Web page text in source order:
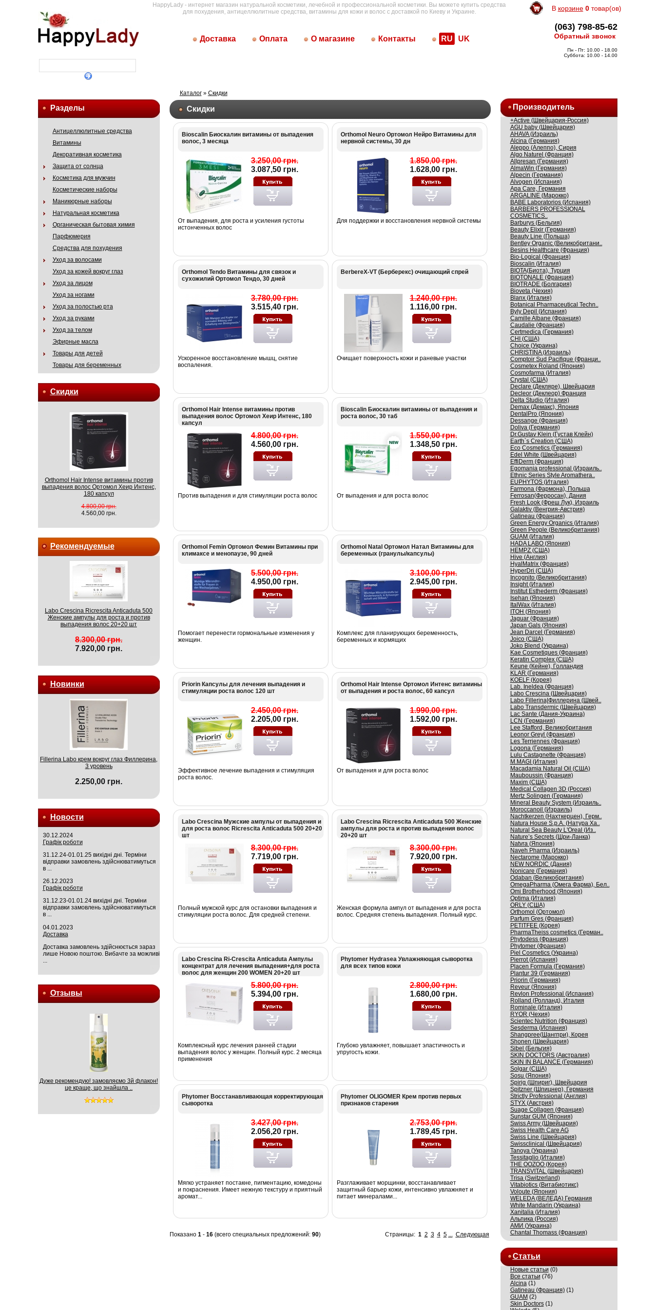
HappyLady - интернет магазин натуральной косметики, лечебной и профессиональной косметики. Вы можете купить средства
для похудения, антицеллюлитные средства, витамины для кожи и волос с доставкой по Киеву и Украине.
Доставка Оплата О магазине Контакты RU UK
В корзине 0товар(ов)
(063) 798-85-62
Обратный звонок
Пн - Пт: 10.00 - 18.00
Суббота: 10.00 - 14.00
Разделы
Антицеллюлитные средства
Витамины
Декоративная косметика
Защита от солнца
Косметика для мужчин
Косметические наборы
Маникюрные наборы
Натуральная косметика
Органическая бытовая химия
Парфюмерия
Средства для похудения
Уход за волосами
Уход за кожей вокруг глаз
Уход за лицом
Уход за ногами
Уход за полостью рта
Уход за руками
Уход за телом
Эфирные масла
Товары для детей
Товары для беременных
Скидки
Orthomol Hair Intense витамины против
выпадения волос Ортомол Хеир Интенс,
180 капсул
4.800,00 грн.
4.560,00 грн.
Рекомендуемые
Labo Crescina Ricrescita Anticaduta 500
Женские ампулы для роста и против
выпадения волос 20+20 шт
8.300,00 грн.
7.920,00 грн.
Новинки
Fillerina Labo крем вокруг глаз Филлерина,
3 уровень
2.250,00 грн.
Новости
30.12.2024
Графік роботи
31.12.24-01.01.25 вихідні дні. Терміни
відправки замовлень здійснюватимуться
в ...
26.12.2023
Графік роботи
31.12.23-01.01.24 вихідні дні. Терміни
відправки замовлень здійснюватимуться
в ...
04.01.2023
Доставка
Доставка замовлень здійснюється зараз
лише Новою поштою. Вибачте за можливі
Отзывы
Дуже рекомендую! замовляємо 3й флакон!
це краще, що знайшла ..
Каталог» Скидки
Скидки
Bioscalin Биоскалин витамины от выпадения
волос, 3 месяца
3.250,00 грн.
3.087,50 грн.
От выпадения, для роста и усиления густоты
истонченных волос
Orthomol Neuro Ортомол Нейро Витамины для
нервной системы, 30 дн
1.850,00 грн.
1.628,00 грн.
Для поддержки и восстановления нервной системы
Orthomol Tendo Витамины для связок и
сухожилий Ортомол Тендо, 30 дней
3.780,00 грн.
3.515,40 грн.
Ускоренное восстановление мышц, снятие
воспаления.
BerbereX-VT (Берберекс) очищающий спрей
1.240,00 грн.
1.116,00 грн.
Очищает поверхность кожи и раневые участки
Orthomol Hair Intense витамины против
выпадения волос Ортомол Хеир Интенс, 180
капсул
4.800,00 грн.
4.560,00 грн.
Против выпадения и для стимуляции роста волос
Bioscalin Биоскалин витамины от выпадения и
роста волос, 30 таб
1.550,00 грн.
1.348,50 грн.
От выпадения и для роста волос
Orthomol Femin Ортомол Фемин Витамины при
климаксе и менопаузе, 90 дней
5.500,00 грн.
4.950,00 грн.
Помогает перенести гормональные изменения у
женщин.
Orthomol Natal Ортомол Натал Витамины для
беременных (гранулы/капсулы)
3.100,00 грн.
2.945,00 грн.
Комплекс для планирующих беременность,
беременных и кормящих
Priorin Капсулы для лечения выпадения и
стимуляции роста волос 120 шт
2.450,00 грн.
2.205,00 грн.
Эффективное лечение выпадения и стимуляция
роста волос.
Orthomol Hair Intense Ортомол Интенс витамины
от выпадения и роста волос, 60 капсул
1.990,00 грн.
1.592,00 грн.
От выпадения и для роста волос
Labo Crescina Мужские ампулы от выпадения и
для роста волос Ricrescita Anticaduta 500 20+20
шт
8.300,00 грн.
7.719,00 грн.
Полный мужской курс для остановки выпадения и
стимуляции роста волос. Для средней степени.
Labo Crescina Ricrescita Anticaduta 500 Женские
ампулы для роста и против выпадения волос
20+20 шт
8.300,00 грн.
7.920,00 грн.
Женская формула ампул от выпадения и для роста
волос. Средняя степень выпадения. Полный курс.
Labo Crescina Ri-Crescita Anticaduta Ампулы
концентрат для лечения выпадения+для роста
волос для женщин 200 WOMEN 20+20 шт
5.800,00 грн.
5.394,00 грн.
Комплексный курс лечения ранней стадии
выпадения волос у женщин. Полный курс. 2 месяца
применения
Phytomer Hydrasea Увлажняющая сыворотка
для всех типов кожи
2.800,00 грн.
1.680,00 грн.
Глубоко увлажняет, повышает эластичность и
упругость кожи.
Phytomer Восстанавливающая корректирующая
сыворотка
3.427,00 грн.
2.056,20 грн.
Мягко устраняет постакне, пигментацию, комедоны
и покраснения. Имеет нежную текстуру и приятный
аромат...
Phytomer OLIGOMER Крем против первых
признаков старения
2.753,00 грн.
1.789,45 грн.
Разглаживает морщинки, восстанавливает
защитный барьер кожи, интенсивно увлажняет и
питает минералами...
Страницы: 1 2 3 4 5 ... Следующая
Показано 1- 16(всего специальных предложений: 90)
Производитель
+Active (Швейцария-Россия)
AGU baby (Швейцария)
AHAVA (Израиль)
Alcina (Германия)
Aleppo (Алеппо), Сирия
Algo Naturel (Франция)
Allpresan (Германия)
AlmaWin (Германия)
Alpecin (Германия)
Alvogen (Испания)
Apa Care, Германия
ARGALINE (Марокко)
BABE Laboratorios (Испания)
BARBERS PROFESSIONAL
COSMETICS..
Barburys (Бельгия)
Beauty Elixir (Германия)
Beauty Line (Польша)
Bentley Organic (Великобритани..
Besins Healthcare (Франция)
Bio-Logical (Франция)
Bioscalin (Италия)
BIOTA(Биота), Турция
BIOTONALE (Франция)
BIOTRADE (Болгария)
Bioveta (Чехия)
Blanx (Италия)
Botanical Pharmaceutical Techn..
Byly Depil (Испания)
Camille Albane (Франция)
Caudalie (Франция)
Certmedica (Германия)
CHI (США)
Choice (Украина)
CHRISTINA (Израиль)
Comptoir Sud Pacifique (Франци..
Cosmetex Roland (Япония)
Cosmofarma (Италия)
Crystal (США)
Declare (Декляре), Швейцария
Decleor (Деклеор) Франция
Delta Studio (Италия)
Demax (Демакс), Япония
DentalPro (Япония)
Dessange (Франция)
Doliva (Германия)
Dr.Gustav Klein (Густав Клейн)
Earth`s Creation (США)
Eco Cosmetics (Германия)
Edel White (Швейцария)
EffiDerm (Франция)
Egomania professional (Израиль..
Ethnic Series Style Aromathera..
EUPHYTOS (Италия)
Farmona (Фармона), Польша
Ferrosan(Ферросан), Дания
Fresh Look (Фреш Лук), Израиль
Galaktiv (Венгрия-Австрия)
Gatineau (Франция)
Green Energy Organics (Италия)
Green People (Великобритания)
GUAM (Италия)
HADA LABO (Япония)
HEMPZ (США)
Hive (Англия)
HyalMatrix (Франция)
HyperDri (США)
Incognito (Великобритания)
Insight (Италия)
Institut Esthederm (Франция)
Isehan (Япония)
ItalWax (Италия)
ITOH (Япония)
Jaguar (Франция)
Japan Gals (Япония)
Jean Darcel (Германия)
Joico (США)
Joko Blend (Украина)
Kaе Cosmеtiques (Франция)
Keratin Complex (США)
Keune (Кейне), Голландия
KLAR (Германия)
KOELF (Корея)
Lab. Ineldea (Франция)
Labo Crescina (Швейцария)
Labo Fillerina|Филлерина (Швей..
Labo Transdermic (Швейцария)
Lac Sante (Дания-Украина)
LCN (Германия)
Lee Stafford, Великобритания
Leonor Greyl (Франция)
Les Terriennes (Франция)
Logona (Германия)
Lulu Castagnette (Франция)
M.MAGI (Италия)
Macadamia Natural Oil (США)
Mauboussin (Франция)
Maxim (США)
Medical Collagen 3D (Россия)
Mertz Solingen (Германия)
Mineral Beauty System (Израиль..
Moroccanoil (Израиль)
Nachtkerzen (Нахткерцен), Герм..
Natura House S.p.A. (Натура Ха..
Natural Sea Beauty L'Oreal (Из..
Nature’s Secrets (Шри-Ланка)
Natvra (Япония)
Naveh Pharma (Израиль)
Nectarome (Марокко)
NEW NORDIC (Дания)
Nonicare (Германия)
Odaban (Великобритания)
OmegaPharma (Омега Фарма), Бел..
Omi Brotherhood (Япония)
Optima (Италия)
ORLY (США)
Orthomol (Ортомол)
Parfum Gres (Франция)
PETITFEE (Корея)
PharmaTheiss cosmetics (Герман..
Phytodess (Франция)
Phytomer (Франция)
Piel Cosmetics (Украина)
Pierrot (Испания)
Placen Formula (Германия)
Plantur 39 (Германия)
Priorin (Германия)
Reveur (Япония)
Revlon Professional (Испания)
Rolland (Ролланд), Италия
Rominale (Италия)
RYOR (Чехия)
Scientec Nutrition (Франция)
Sesderma (Испания)
Shangpree(Шангпри), Корея
Shonen (Швейцария)
Sibel (Бельгия)
SKIN DOCTORS (Австралия)
SKIN IN BALANCE (Германия)
Solgar (США)
Sosu (Япония)
Spirig (Шпириг), Швейцария
Spitzner (Шпицнер), Германия
Strictly Professional (Англия)
STYX (Австрия)
Suage Collagen (Франция)
Sunstar GUM (Япония)
Swiss Army (Швейцария)
Swiss Health Care AG
Swiss Line (Швейцария)
Swissсlinical (Швейцария)
Tanoya (Украина)
Tessitaglio (Италия)
THE OOZOO (Корея)
TRANSVITAL (Швейцария)
Trisa (Switzerland)
Vitabiotics (Витабиотикс)
Voloute (Япония)
WELEDA (ВЕЛЕДА) Германия
White Mandarin (Украина)
Xanitalia (Италия)
Альпика (Россия)
АМИ (Украина)
Сhantal Thomass (Франция)
Статьи
Новые статьи (0)
Все статьи (76)
Alcina(1)
Gatineau (Франция)(1)
GUAM (2)
Skin Doctors(1)